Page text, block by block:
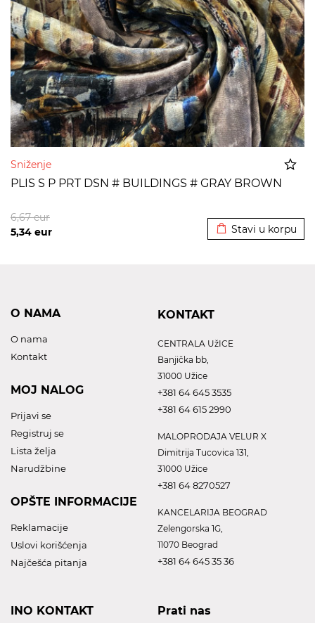
Sniženje
PLIS S P PRT DSN # BUILDINGS # GRAY BROWN
5,34 eur
6,67eur
Stavi u korpu
O NAMA
O nama
Kontakt
MOJ NALOG
Prijavi se
Registruj se
Lista želja
Narudžbine
OPŠTE INFORMACIJE
Reklamacije
Uslovi korišćenja
Najčešća pitanja
KONTAKT
CENTRALA UžICE
Banjička bb,
31000 Užice
+381 64 645 3535
+381 64 615 2990
MALOPRODAJA VELUR X
Dimitrija Tucovica 131,
31000 Užice
+381 64 8270527
KANCELARIJA BEOGRAD
Zelengorska 1G,
11070 Beograd
+381 64 645 35 36
INO KONTAKT Prati nas